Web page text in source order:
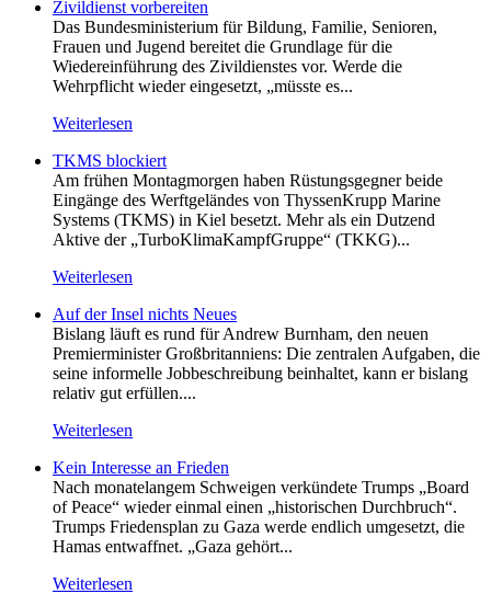
Zivildienst vorbereiten
Das Bundesministerium für Bildung, Familie, Senioren,
Frauen und Jugend bereitet die Grundlage für die
Wiedereinführung des Zivildienstes vor. Werde die
Wehrpflicht wieder eingesetzt, „müsste es...
Weiterlesen
TKMS blockiert
Am frühen Montagmorgen haben Rüstungsgegner beide
Eingänge des Werftgeländes von ThyssenKrupp Marine
Systems (TKMS) in Kiel besetzt. Mehr als ein Dutzend
Aktive der „TurboKlimaKampfGruppe“ (TKKG)...
Weiterlesen
Auf der Insel nichts Neues
Bislang läuft es rund für Andrew Burnham, den neuen
Premierminister Großbritanniens: Die zentralen Aufgaben, die
seine informelle Jobbeschreibung beinhaltet, kann er bislang
relativ gut erfüllen....
Weiterlesen
Kein Inte­resse an Frieden
Nach monatelangem Schweigen verkündete Trumps „Board
of Peace“ wieder einmal einen „historischen Durchbruch“.
Trumps Friedensplan zu Gaza werde endlich umgesetzt, die
Hamas entwaffnet. „Gaza gehört...
Weiterlesen